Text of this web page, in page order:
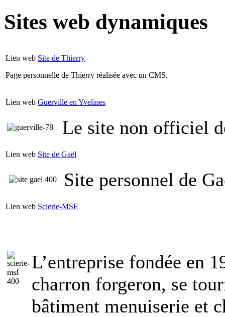
Sites web dynamiques
Lien web Site de Thierry
Page personnelle de Thierry réalisée avec un CMS.
Lien web Guerville en Yvelines
Le site non officiel
Lien web Site de Gaël
Site personnel de
Lien web Scierie-MSF
L’entreprise fondée en
charron forgeron, se
bâtiment menuiserie et